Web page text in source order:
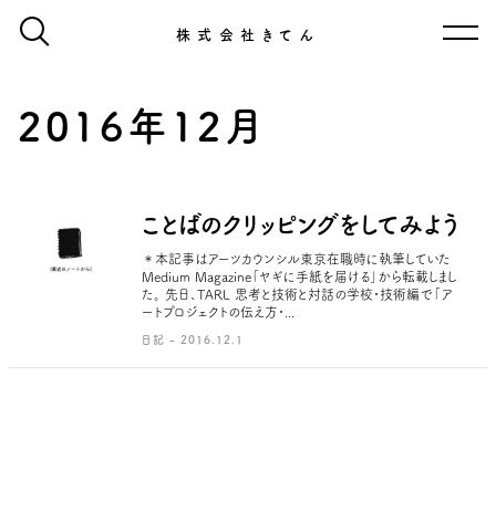
株式会社きてん
2016年12月
ことばのクリッピングをしてみよう
＊本記事はアーツカウンシル東京在職時に執筆していた
Medium Magazine「ヤギに手紙を届ける」から転載しまし
た。 先日、TARL 思考と技術と対話の学校・技術編で「ア
ートプロジェクトの伝え方・...
日記 - 2016.12.1